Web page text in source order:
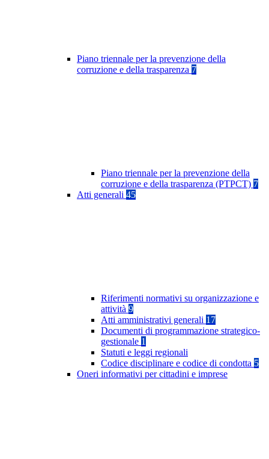
Piano triennale per la prevenzione della
corruzione e della trasparenza 7
Piano triennale per la prevenzione della
corruzione e della trasparenza (PTPCT) 7
Atti generali 45
Riferimenti normativi su organizzazione e
attività 9
Atti amministrativi generali 17
Documenti di programmazione strategico-
gestionale 1
Statuti e leggi regionali
Codice disciplinare e codice di condotta 5
Oneri informativi per cittadini e imprese